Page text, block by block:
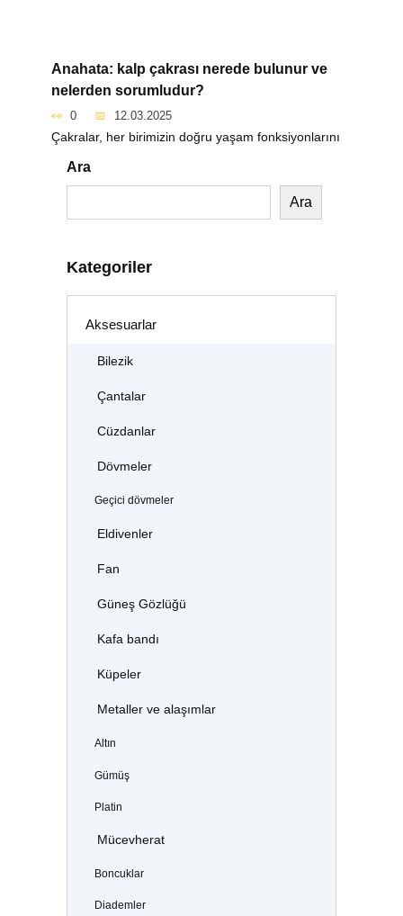
Anahata: kalp çakrası nerede bulunur ve
nelerden sorumludur?
0 12.03.2025
Çakralar, her birimizin doğru yaşam fonksiyonlarını
Ara
Ara
Kategoriler
Aksesuarlar
Bilezik
Çantalar
Cüzdanlar
Dövmeler
Geçici dövmeler
Eldivenler
Fan
Güneş Gözlüğü
Kafa bandı
Küpeler
Metaller ve alaşımlar
Altın
Gümüş
Platin
Mücevherat
Boncuklar
Diademler